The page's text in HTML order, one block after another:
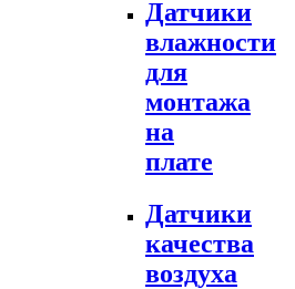
Датчики
влажности
для
монтажа
на
плате
Датчики
качества
воздуха